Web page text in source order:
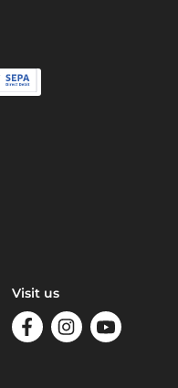
Visit us